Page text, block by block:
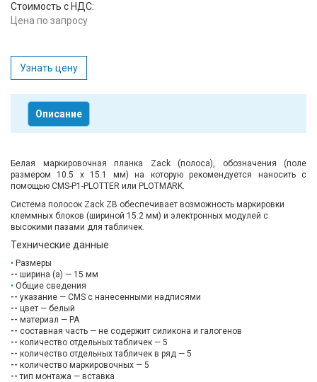
Блог
Стоимость с НДС:
Цена по запросу
Узнать цену
Описание
Белая маркировочная планка Zack (полоса), обозначения (поле
размером 10.5 х 15.1 мм) на которую рекомендуется наносить с
помощью CMS-P1-PLOTTER или PLOTMARK.
Система полосок Zack ZB обеспечивает возможность маркировки
клеммных блоков (шириной 15.2 мм) и электронных модулей с
высокими пазами для табличек.
Технические данные
Размеры
-- ширина (a) — 15 мм
Общие сведения
-- указание — CMS с нанесенными надписями
-- цвет — белый
-- материал — PA
-- составная часть — не содержит силикона и галогенов
-- количество отдельных табличек — 5
-- количество отдельных табличек в ряд — 5
-- количество маркировочных — 5
-- тип монтажа — вставка